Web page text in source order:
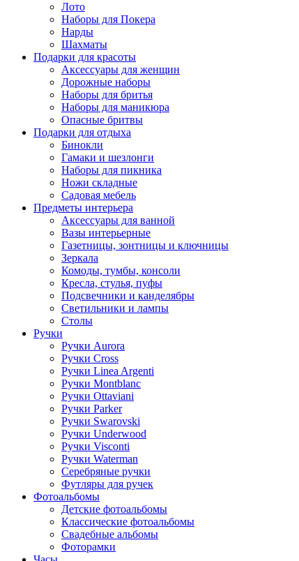
Лото
Наборы для Покера
Нарды
Шахматы
Подарки для красоты
Аксессуары для женщин
Дорожные наборы
Наборы для бритья
Наборы для маникюра
Опасные бритвы
Подарки для отдыха
Бинокли
Гамаки и шезлонги
Наборы для пикника
Ножи складные
Садовая мебель
Предметы интерьера
Аксессуары для ванной
Вазы интерьерные
Газетницы, зонтницы и ключницы
Зеркала
Комоды, тумбы, консоли
Кресла, стулья, пуфы
Подсвечники и канделябры
Светильники и лампы
Столы
Ручки
Ручки Aurora
Ручки Cross
Ручки Linea Argenti
Ручки Montblanc
Ручки Ottaviani
Ручки Parker
Ручки Swarovski
Ручки Underwood
Ручки Visconti
Ручки Waterman
Серебряные ручки
Футляры для ручек
Фотоальбомы
Детские фотоальбомы
Классические фотоальбомы
Свадебные альбомы
Фоторамки